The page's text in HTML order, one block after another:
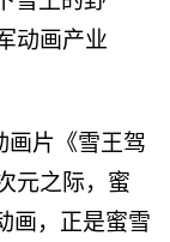
动画产业
画片《雪王驾
元之际，蜜
画，正是蜜雪